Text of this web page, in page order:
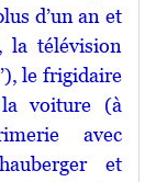
d’un an et
la télévision
le frigidaire
voiture (à
avec
et